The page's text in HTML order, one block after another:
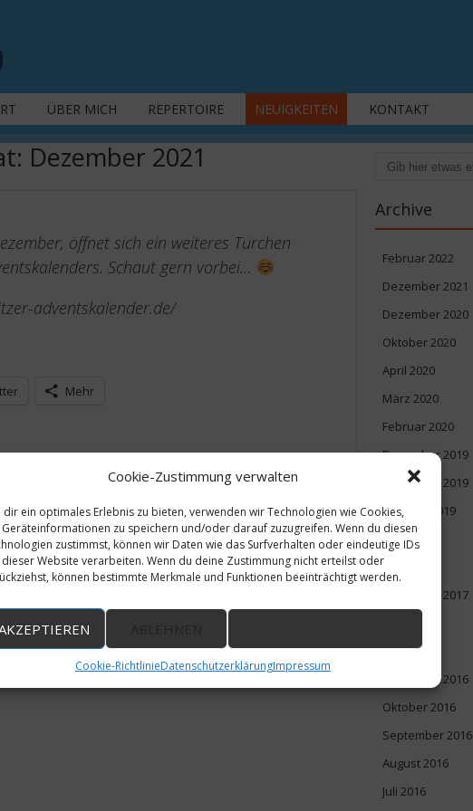
Cookie-Zustimmung verwalten
dir ein optimales Erlebnis zu bieten, verwenden wir Technologien wie Cookies,
Geräteinformationen zu speichern und/oder darauf zuzugreifen. Wenn du diesen
zustimmst, können wir Daten wie das Surfverhalten oder eindeutige IDs
dieser Website verarbeiten. Wenn du deine Zustimmung nicht erteilst oder
können bestimmte Merkmale und Funktionen beeinträchtigt werden.
Cookie-RichtlinieDatenschutzerklärungImpressum
ÜBER MICH REPERTOIRE NEUIGKEITEN KONTAKT
Dezember 2021
öffnet sich ein weiteres Türchen
Schaut gern vorbei…
adventskalender.de/
Mehr
Veröffentlicht inTheaterneuigkeiten
Hinterlasse
Suchen
Archive
Februar 2022
Dezember 2021
Dezember 2020
Oktober 2020
April 2020
März 2020
Februar 2020
Dezember 2019
November 2019
Oktober 2019
Mai 2018
Dezember 2017
Mai 2017
Dezember 2016
Oktober 2016
September 2016
August 2016
Juli 2016